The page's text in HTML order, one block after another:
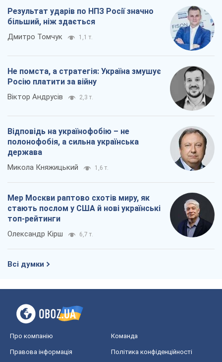
Результат ударів по НПЗ Росії значно
більший, ніж здається
Дмитро Томчук 1,1 т.
Не помста, а стратегія: Україна змушує
Росію платити за війну
Віктор Андрусів 2,3 т.
Відповідь на українофобію – не
полонофобія, а сильна українська
держава
Микола Княжицький 1,6 т.
Мер Москви раптово схотів миру, як
стають послом у США й нові українські
топ-рейтинги
Олександр Кірш 6,7 т.
Всі думки
Про компанію Команда
Правова інформація Політика конфіденційності